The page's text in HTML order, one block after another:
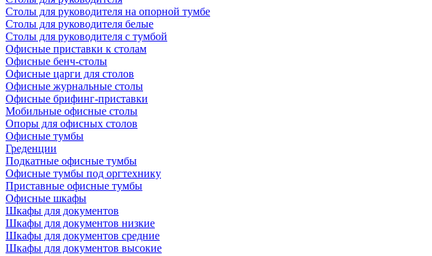
Столы для руководителя на опорной тумбе
Столы для руководителя белые
Столы для руководителя с тумбой
Офисные приставки к столам
Офисные бенч-столы
Офисные царги для столов
Офисные журнальные столы
Офисные брифинг-приставки
Мобильные офисные столы
Опоры для офисных столов
Офисные тумбы
Греденции
Подкатные офисные тумбы
Офисные тумбы под оргтехнику
Приставные офисные тумбы
Офисные шкафы
Шкафы для документов
Шкафы для документов низкие
Шкафы для документов средние
Шкафы для документов высокие